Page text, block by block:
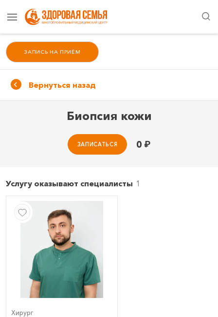
ЗАПИСЬ НА ПРИЁМ
Вернуться назад
Биопсия кожи
0 ₽
ЗАПИСАТЬСЯ
Услугу оказывают специалисты
Хирург